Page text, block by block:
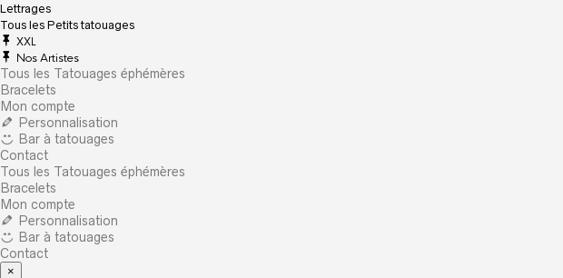
Lettrages
Tous les Petits tatouages
XXL
Nos Artistes
Tous les Tatouages éphémères
Bracelets
Mon compte
Personnalisation
Bar à tatouages
Contact
Tous les Tatouages éphémères
Bracelets
Mon compte
Personnalisation
Bar à tatouages
Contact
×